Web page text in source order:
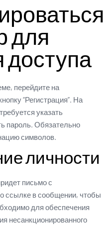
для
доступа
перейдите на
“Регистрация”. На
указать
пароль. Обязательно
символов.
личности
письмо с
ссылке в сообщении, чтобы
для обеспечения
несанкционированного